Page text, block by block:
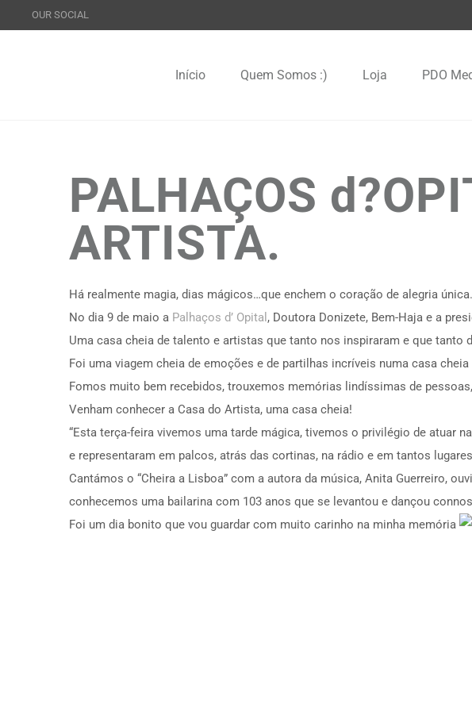
OUR SOCIAL
Início Quem Somos :) Loja PDO
PALHAÇOS
ARTISTA.
Há realmente magia, dias mágicos…que enchem o coração de alegria
No dia 9 de maio a Palhaços d’ Opital , Doutora Donizete, Bem-Haja e a
Uma casa cheia de talento e artistas que tanto nos inspiraram e que tanto
Foi uma viagem cheia de emoções e de partilhas incríveis numa casa
Fomos muito bem recebidos, trouxemos memórias lindíssimas de
Venham conhecer a Casa do Artista, uma casa cheia!
“Esta terça-feira vivemos uma tarde mágica, tivemos o privilégio de atuar na
e representaram em palcos, atrás das cortinas, na rádio e em tantos
Cantámos o “Cheira a Lisboa” com a autora da música, Anita Guerreiro,
conhecemos uma bailarina com 103 anos que se levantou e dançou
Foi um dia bonito que vou guardar com muito carinho na minha memória